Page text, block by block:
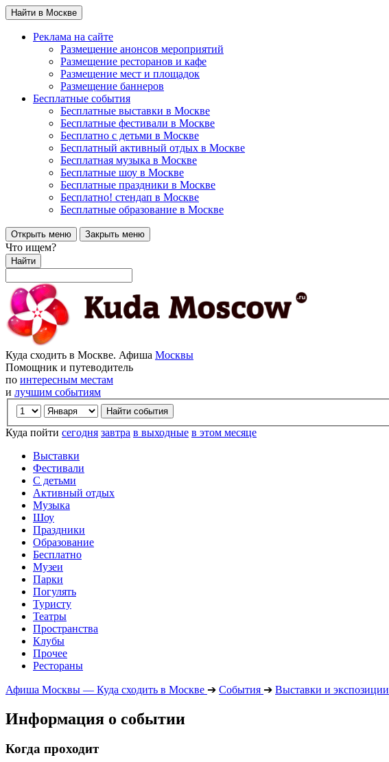
Найти в Москве
Реклама на сайте
Размещение анонсов мероприятий
Размещение ресторанов и кафе
Размещение мест и площадок
Размещение баннеров
Бесплатные события
Бесплатные выставки в Москве
Бесплатные фестивали в Москве
Бесплатно с детьми в Москве
Бесплатный активный отдых в Москве
Бесплатная музыка в Москве
Бесплатные шоу в Москве
Бесплатные праздники в Москве
Бесплатно! стендап в Москве
Бесплатные образование в Москве
Открыть меню Закрыть меню
Что ищем?
Найти
Куда сходить в Москве. Афиша Москвы
Помощник и путеводитель
по интересным местам
и лучшим событиям
Куда пойти сегодня завтра в выходные в этом месяце
Выставки
Фестивали
С детьми
Активный отдых
Музыка
Шоу
Праздники
Образование
Бесплатно
Музеи
Парки
Погулять
Туристу
Театры
Пространства
Клубы
Прочее
Рестораны
Афиша Москвы — Куда сходить в Москве ➔ События ➔ Выставки и экспозиции
Информация о событии
Когда проходит